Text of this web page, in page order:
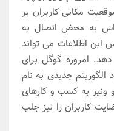
مکانی کاربران بر
به محض اتصال به
اطلاعات می تواند
دهد. امروزه گوگل برای
جدیدی به نام
ونیز به کسب و کارهای
کاربران را نیز جلب